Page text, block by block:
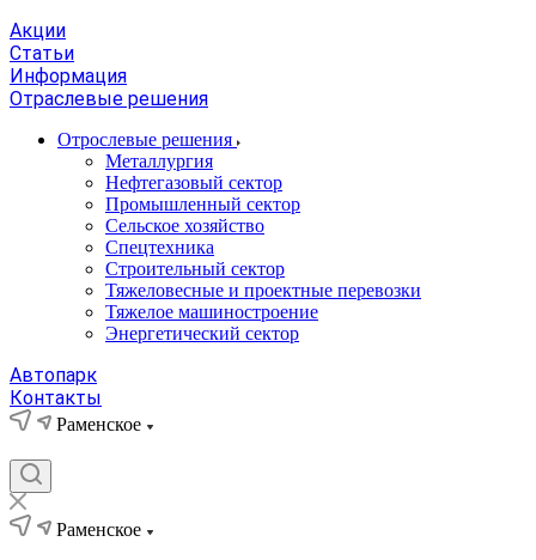
Акции
Статьи
Информация
Отраслевые решения
Отрослевые решения
Металлургия
Нефтегазовый сектор
Промышленный сектор
Сельское хозяйство
Спецтехника
Строительный сектор
Тяжеловесные и проектные перевозки
Тяжелое машиностроение
Энергетический сектор
Автопарк
Контакты
Раменское
Раменское